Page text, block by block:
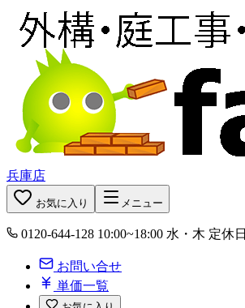
兵庫店
お気に入り メニュー
0120-644-128 10:00~18:00 水・木 定休日
お問い合せ
単価一覧